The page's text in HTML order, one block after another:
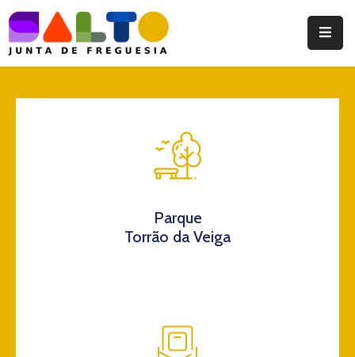
Instituição
Parque
Torrão da Veiga